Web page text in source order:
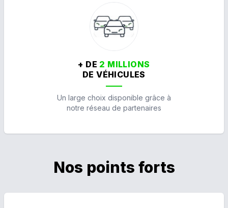
+ DE 2 MILLIONS
DE VÉHICULES
Un large choix disponible grâce à
notre réseau de partenaires
Nos points forts